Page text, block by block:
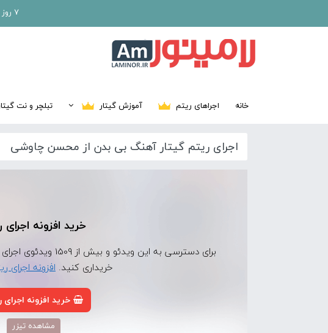
7 روز اکانت لامینور رایگان فقط با ثبت نام در سایت
خانه اجراهای ریتم آموزش گیتار تبلچر و نت
اجرای ریتم گیتار آهنگ بی بدن از محسن چاوشی
خرید افزونه اجرای
برای دسترسی به این ویدئو و بیش از 1509 ویدئوی اجرای ریتم دیگر، ابتدا
خریداری کنید. افزونه
خرید افزونه اجرای
مشاهده تیزر